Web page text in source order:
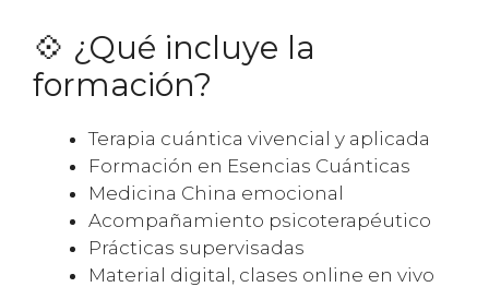
💠 ¿Qué incluye la
formación?
Terapia cuántica vivencial y aplicada
Formación en Esencias Cuánticas
Medicina China emocional
Acompañamiento psicoterapéutico
Prácticas supervisadas
Material digital, clases online en vivo